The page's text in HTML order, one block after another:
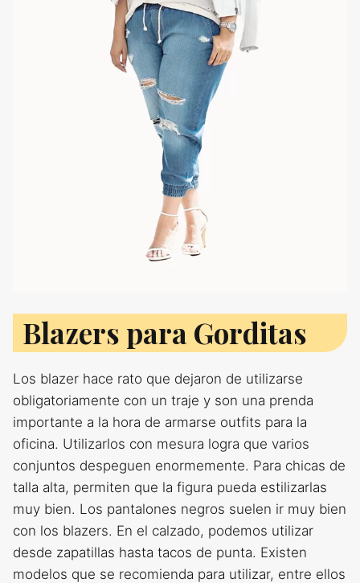
Blazers para Gorditas
Los blazer hace rato que dejaron de utilizarse
obligatoriamente con un traje y son una prenda
importante a la hora de armarse outfits para la
oficina. Utilizarlos con mesura logra que varios
conjuntos despeguen enormemente. Para chicas de
talla alta, permiten que la figura pueda estilizarlas
muy bien. Los pantalones negros suelen ir muy bien
con los blazers. En el calzado, podemos utilizar
desde zapatillas hasta tacos de punta. Existen
modelos que se recomienda para utilizar, entre ellos